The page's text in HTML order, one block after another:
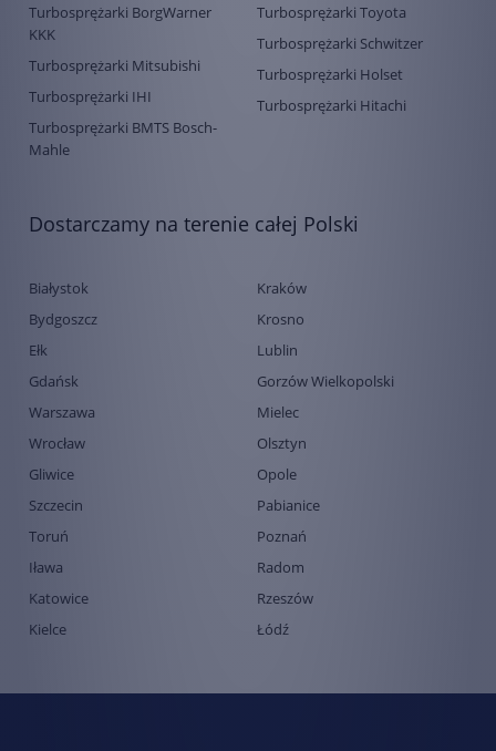
Turbosprężarki BorgWarner
KKK
Turbosprężarki Mitsubishi
Turbosprężarki IHI
Turbosprężarki BMTS Bosch-
Mahle
Turbosprężarki Toyota
Turbosprężarki Schwitzer
Turbosprężarki Holset
Turbosprężarki Hitachi
Dostarczamy na terenie całej Polski
Białystok
Bydgoszcz
Ełk
Gdańsk
Warszawa
Wrocław
Gliwice
Szczecin
Toruń
Iława
Katowice
Kielce
Kraków
Krosno
Lublin
Gorzów Wielkopolski
Mielec
Olsztyn
Opole
Pabianice
Poznań
Radom
Rzeszów
Łódź